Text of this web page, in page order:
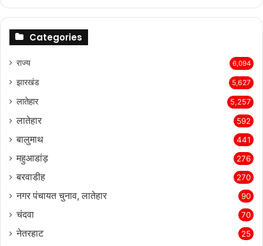
Categories
राज्‍य 6,094
झारखंड 5,627
लातेहार 5,257
लातेहार 592
बालुमाथ 441
महुआडांड़ 276
बरवाडीह 270
नगर पंचायत चुनाव, लातेहार 90
चंदवा 70
नेतरहाट 25